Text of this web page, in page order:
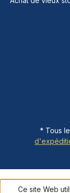
* Tous
Ce site Web